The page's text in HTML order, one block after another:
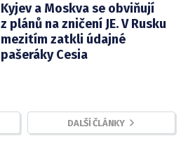
Kyjev a Moskva se obviňují
z plánů na zničení JE. V Rusku
mezitím zatkli údajné
pašeráky Cesia
DALŠÍ ČLÁNKY